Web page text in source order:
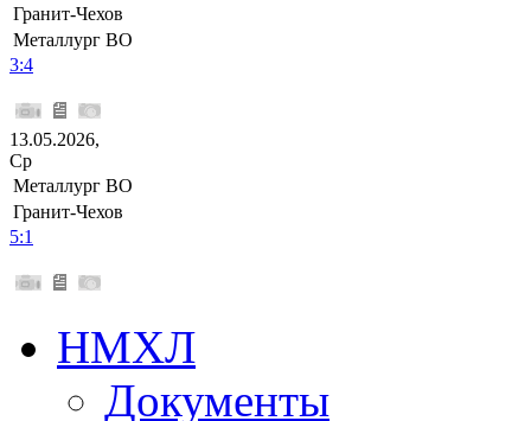
Гранит-Чехов
Металлург ВО
3:4
13.05.2026,
Ср
Металлург ВО
Гранит-Чехов
5:1
НМХЛ
Документы